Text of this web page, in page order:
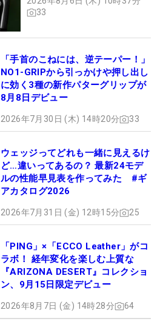
33
「手首のこねには、逆テーパー！」
NO1-GRIPから引っかけや押し出し
に効く3種の新作パターグリップが
8月8日デビュー
2026年7月30日 (木) 14時20分 33
ウェッジってどれも一緒に見えるけ
ど…違いってあるの？ 最新24モデ
ルの性能早見表を作ってみた #ギ
アカタログ2026
2026年7月31日 (金) 12時15分 25
「PING」×「ECCO Leather」がコ
ラボ！ 経年変化を楽しむ上質な
『ARIZONA DESERT』コレクショ
ン、9月15日限定デビュー
2026年8月7日 (金) 14時28分 64